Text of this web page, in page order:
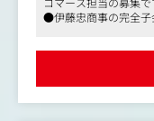
-サイト更新業務（
※HTML、CSS知識
-PR・SNS投稿・メ
●伊藤忠商事の完全子
●残業時間少なく、ま